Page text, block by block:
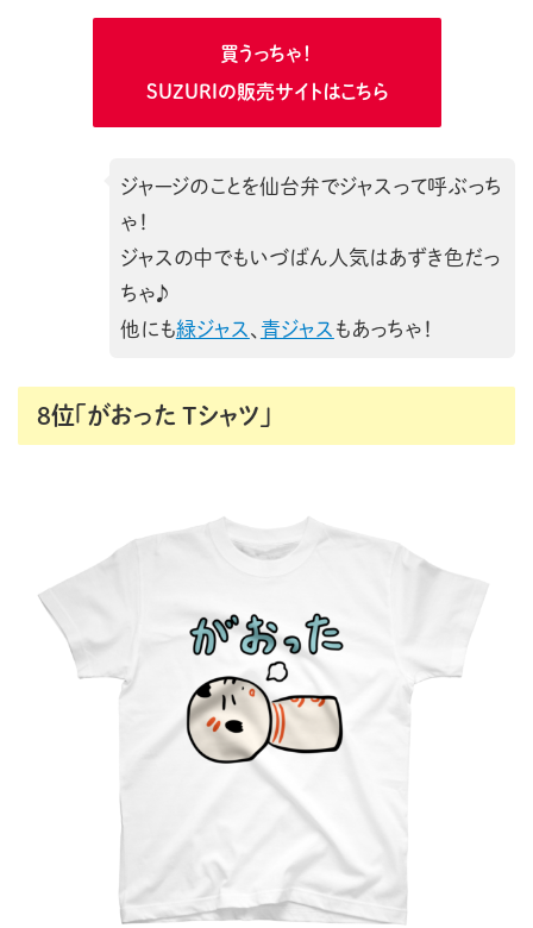
買うっちゃ！
SUZURIの販売サイトはこちら
ジャージのことを仙台弁でジャスって呼ぶっち
ゃ！
ジャスの中でもいづばん人気はあずき色だっ
ちゃ♪
他にも緑ジャス 、 青ジャス もあっちゃ！
8位「がおった Tシャツ」